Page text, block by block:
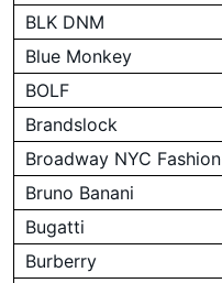
BLK DNM
Blue Monkey
BOLF
Brandslock
Broadway NYC Fashion
Bruno Banani
Bugatti
Burberry